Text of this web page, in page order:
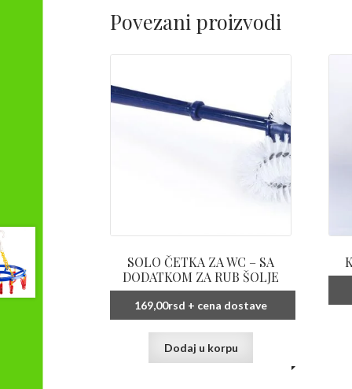
Povezani proizvodi
SOLO ČETKA ZA WC – SA
DODATKOM ZA RUB ŠOLJE
169,00rsd + cena dostave
Dodaj u korpu